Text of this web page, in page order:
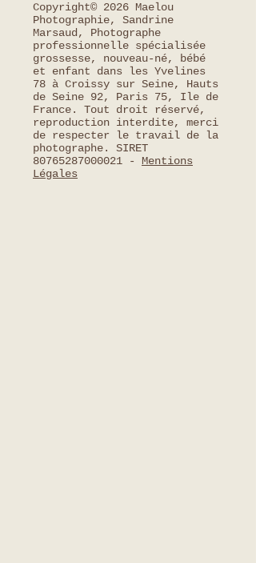
Copyright© 2026 Maelou
Photographie, Sandrine
Marsaud, Photographe
professionnelle spécialisée
grossesse, nouveau-né, bébé
et enfant dans les Yvelines
78 à Croissy sur Seine, Hauts
de Seine 92, Paris 75, Ile de
France. Tout droit réservé,
reproduction interdite, merci
de respecter le travail de la
photographe. SIRET
80765287000021 - Mentions
Légales